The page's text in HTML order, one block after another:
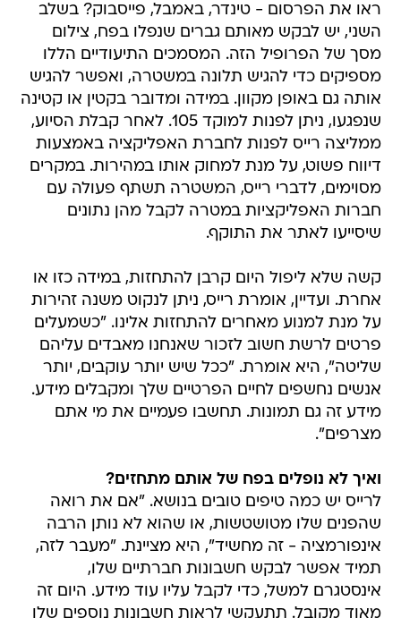
ראו את הפרסום - טינדר, באמבל, פייסבוק? בשלב
השני, יש לבקש מאותם גברים שנפלו בפח, צילום
מסך של הפרופיל הזה. המסמכים התיעודיים הללו
מספיקים כדי להגיש תלונה במשטרה, ואפשר להגיש
אותה גם באופן מקוון. במידה ומדובר בקטין או קטינה
שנפגעו, ניתן לפנות למוקד 105. לאחר קבלת הסיוע,
ממליצה רייס לפנות לחברת האפליקציה באמצעות
דיווח פשוט, על מנת למחוק אותו במהירות. במקרים
מסוימים, לדברי רייס, המשטרה תשתף פעולה עם
חברות האפליקציות במטרה לקבל מהן נתונים
שיסייעו לאתר את התוקף.
קשה שלא ליפול היום קרבן להתחזות, במידה כזו או
אחרת. ועדיין, אומרת רייס, ניתן לנקוט משנה זהירות
על מנת למנוע מאחרים להתחזות אלינו. "כשמעלים
פרטים לרשת חשוב לזכור שאנחנו מאבדים עליהם
שליטה", היא אומרת. "ככל שיש יותר עוקבים, יותר
אנשים נחשפים לחיים הפרטיים שלך ומקבלים מידע.
מידע זה גם תמונות. תחשבו פעמיים את מי אתם
מצרפים".
ואיך לא נופלים בפח של אותם מתחזים?
לרייס יש כמה טיפים טובים בנושא. "אם את רואה
שהפנים שלו מטושטשות, או שהוא לא נותן הרבה
אינפורמציה - זה מחשיד", היא מציינת. "מעבר לזה,
תמיד אפשר לבקש חשבונות חברתיים שלו,
אינסטגרם למשל, כדי לקבל עליו עוד מידע. היום זה
מאוד מקובל. תתעקשי לראות חשבונות נוספים שלו